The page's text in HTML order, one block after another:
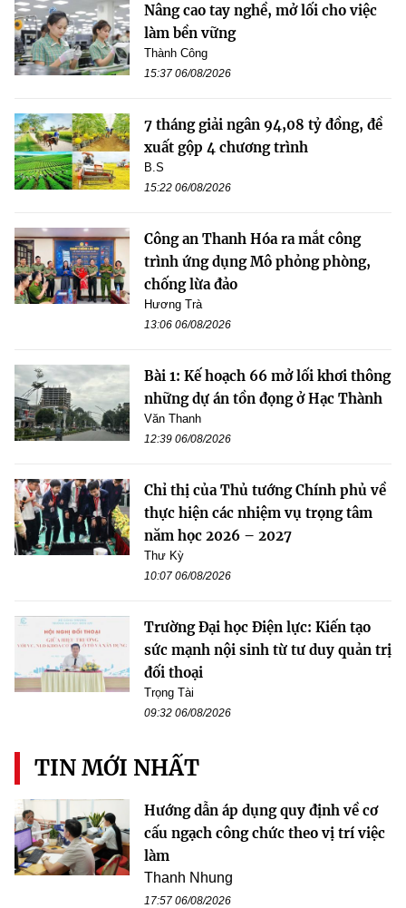
Nâng cao tay nghề, mở lối cho việc
làm bền vững
Thành Công
15:37 06/08/2026
7 tháng giải ngân 94,08 tỷ đồng, đề
xuất gộp 4 chương trình
B.S
15:22 06/08/2026
Công an Thanh Hóa ra mắt công
trình ứng dụng Mô phỏng phòng,
chống lừa đảo
Hương Trà
13:06 06/08/2026
Bài 1: Kế hoạch 66 mở lối khơi thông
những dự án tồn đọng ở Hạc Thành
Văn Thanh
12:39 06/08/2026
Chỉ thị của Thủ tướng Chính phủ về
thực hiện các nhiệm vụ trọng tâm
năm học 2026 – 2027
Thư Kỳ
10:07 06/08/2026
Trường Đại học Điện lực: Kiến tạo
sức mạnh nội sinh từ tư duy quản trị
đối thoại
Trọng Tài
09:32 06/08/2026
TIN MỚI NHẤT
Hướng dẫn áp dụng quy định về cơ
cấu ngạch công chức theo vị trí việc
làm
Thanh Nhung
17:57 06/08/2026